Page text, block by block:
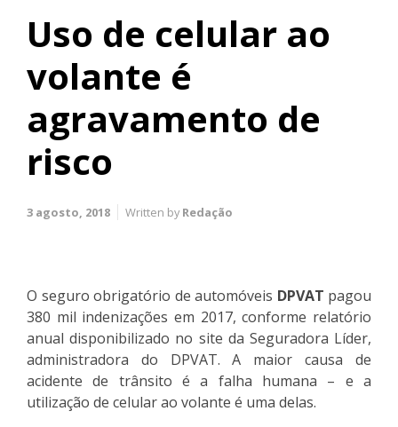
Uso de celular ao
volante é
agravamento de
risco
3 agosto, 2018 Written by Redação
O seguro obrigatório de automóveis DPVAT pagou
380 mil indenizações em 2017, conforme relatório
anual disponibilizado no site da Seguradora Líder,
administradora do DPVAT. A maior causa de
acidente de trânsito é a falha humana – e a
utilização de celular ao volante é uma delas.